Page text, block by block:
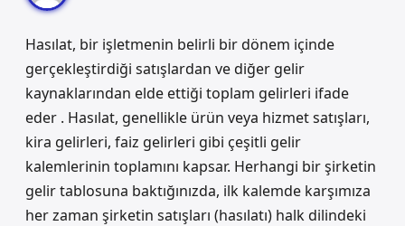
Hasılat, bir işletmenin belirli bir dönem içinde
gerçekleştirdiği satışlardan ve diğer gelir
kaynaklarından elde ettiği toplam gelirleri ifade
eder . Hasılat, genellikle ürün veya hizmet satışları,
kira gelirleri, faiz gelirleri gibi çeşitli gelir
kalemlerinin toplamını kapsar. Herhangi bir şirketin
gelir tablosuna baktığınızda, ilk kalemde karşımıza
her zaman şirketin satışları (hasılatı) halk dilindeki